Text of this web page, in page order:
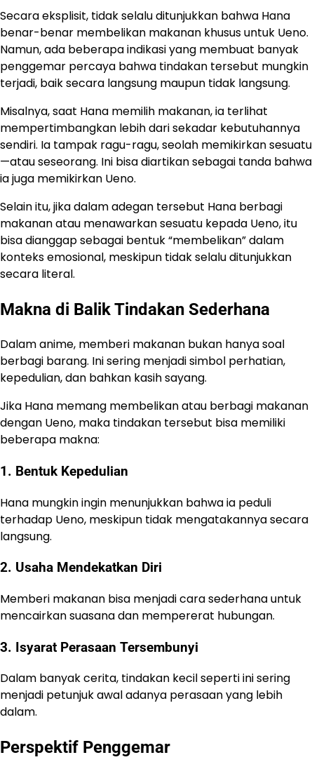
Secara eksplisit, tidak selalu ditunjukkan bahwa Hana
benar-benar membelikan makanan khusus untuk Ueno.
Namun, ada beberapa indikasi yang membuat banyak
penggemar percaya bahwa tindakan tersebut mungkin
terjadi, baik secara langsung maupun tidak langsung.
Misalnya, saat Hana memilih makanan, ia terlihat
mempertimbangkan lebih dari sekadar kebutuhannya
sendiri. Ia tampak ragu-ragu, seolah memikirkan sesuatu
—atau seseorang. Ini bisa diartikan sebagai tanda bahwa
ia juga memikirkan Ueno.
Selain itu, jika dalam adegan tersebut Hana berbagi
makanan atau menawarkan sesuatu kepada Ueno, itu
bisa dianggap sebagai bentuk “membelikan” dalam
konteks emosional, meskipun tidak selalu ditunjukkan
secara literal.
Makna di Balik Tindakan Sederhana
Dalam anime, memberi makanan bukan hanya soal
berbagi barang. Ini sering menjadi simbol perhatian,
kepedulian, dan bahkan kasih sayang.
Jika Hana memang membelikan atau berbagi makanan
dengan Ueno, maka tindakan tersebut bisa memiliki
beberapa makna:
1. Bentuk Kepedulian
Hana mungkin ingin menunjukkan bahwa ia peduli
terhadap Ueno, meskipun tidak mengatakannya secara
langsung.
2. Usaha Mendekatkan Diri
Memberi makanan bisa menjadi cara sederhana untuk
mencairkan suasana dan mempererat hubungan.
3. Isyarat Perasaan Tersembunyi
Dalam banyak cerita, tindakan kecil seperti ini sering
menjadi petunjuk awal adanya perasaan yang lebih
dalam.
Perspektif Penggemar